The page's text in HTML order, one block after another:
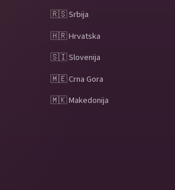
🇷🇸 Srbija
🇭🇷 Hrvatska
🇸🇮 Slovenija
🇲🇪 Crna Gora
🇲🇰 Makedonija